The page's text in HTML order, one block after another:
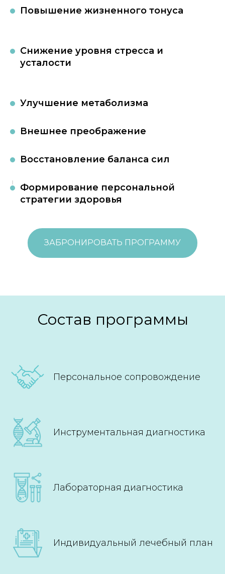
Повышение жизненного тонуса
Снижение уровня стресса и
усталости
Улучшение метаболизма
Внешнее преображение
Восстановление баланса сил
Формирование персональной
стратегии здоровья
ЗАБРОНИРОВАТЬ ПРОГРАММУ
Состав программы
Персональное сопровождение
Инструментальная диагностика
Лабораторная диагностика
Индивидуальный лечебный план